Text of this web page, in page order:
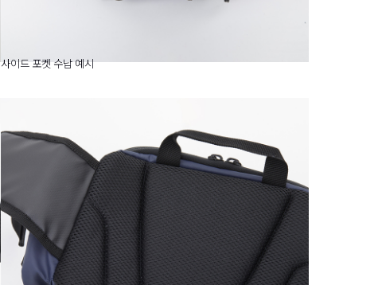
사이드 포켓 수납 예시